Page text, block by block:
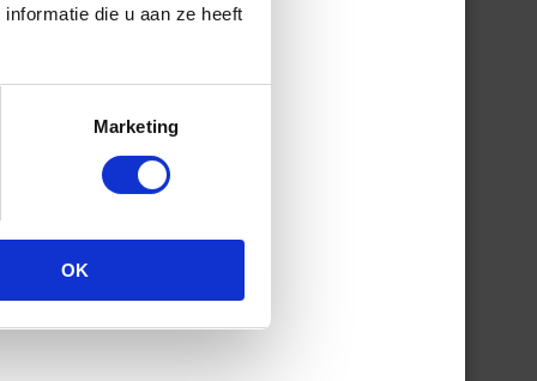
die u aan ze heeft
Marketing
OK